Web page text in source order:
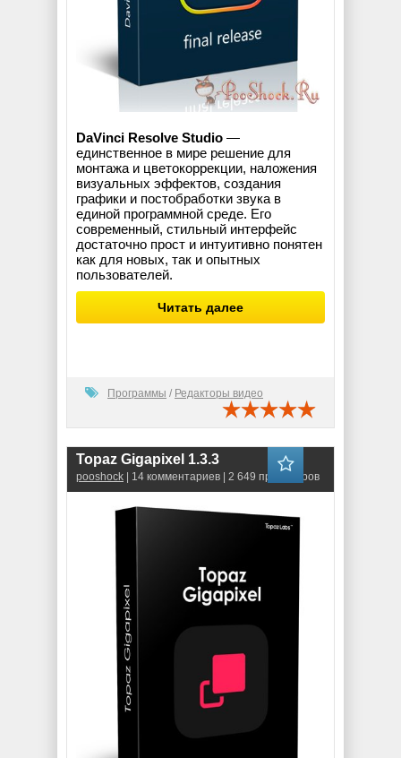
DaVinci Resolve Studio —
единственное в мире решение для
монтажа и цветокоррекции, наложения
визуальных эффектов, создания
графики и постобработки звука в
единой программной среде. Его
современный, стильный интерфейс
достаточно прост и интуитивно понятен
как для новых, так и опытных
пользователей.
Читать далее
Программы / Редакторы видео
Topaz Gigapixel 1.3.3
pooshock | 14 комментариев | 2 649 просмотров